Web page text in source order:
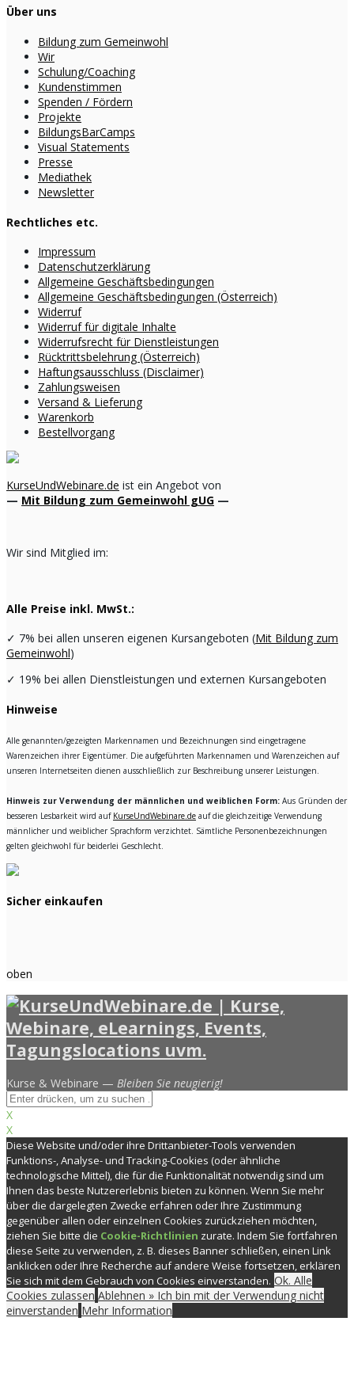
Über uns
Bildung zum Gemeinwohl
Wir
Schulung/Coaching
Kundenstimmen
Spenden / Fördern
Projekte
BildungsBarCamps
Visual Statements
Presse
Mediathek
Newsletter
Rechtliches etc.
Impressum
Datenschutzerklärung
Allgemeine Geschäftsbedingungen
Allgemeine Geschäftsbedingungen (Österreich)
Widerruf
Widerruf für digitale Inhalte
Widerrufsrecht für Dienstleistungen
Rücktrittsbelehrung (Österreich)
Haftungsausschluss (Disclaimer)
Zahlungsweisen
Versand & Lieferung
Warenkorb
Bestellvorgang
KurseUndWebinare.de ist ein Angebot von
— Mit Bildung zum Gemeinwohl gUG —
Wir sind Mitglied im:
Alle Preise inkl. MwSt.:
✓ 7% bei allen unseren eigenen Kursangeboten (Mit Bildung zum
Gemeinwohl)
✓ 19% bei allen Dienstleistungen und externen Kursangeboten
Hinweise
Alle genannten/gezeigten Markennamen und Bezeichnungen sind eingetragene
Warenzeichen ihrer Eigentümer. Die aufgeführten Markennamen und Warenzeichen auf
unseren Internetseiten dienen ausschließlich zur Beschreibung unserer Leistungen.
Hinweis zur Verwendung der männlichen und weiblichen Form: Aus Gründen der
besseren Lesbarkeit wird auf KurseUndWebinare.de auf die gleichzeitige Verwendung
männlicher und weiblicher Sprachform verzichtet. Sämtliche Personenbezeichnungen
gelten gleichwohl für beiderlei Geschlecht.
Sicher einkaufen
oben
Kurse & Webinare — Bleiben Sie neugierig!
X
X
Diese Website und/oder ihre Drittanbieter-Tools verwenden
Funktions-, Analyse- und Tracking-Cookies (oder ähnliche
technologische Mittel), die für die Funktionalität notwendig sind um
Ihnen das beste Nutzererlebnis bieten zu können. Wenn Sie mehr
über die dargelegten Zwecke erfahren oder Ihre Zustimmung
gegenüber allen oder einzelnen Cookies zurückziehen möchten,
ziehen Sie bitte die Cookie-Richtlinien zurate. Indem Sie fortfahren
diese Seite zu verwenden, z. B. dieses Banner schließen, einen Link
anklicken oder Ihre Recherche auf andere Weise fortsetzen, erklären
Sie sich mit dem Gebrauch von Cookies einverstanden. Ok. Alle
Cookies zulassen Ablehnen » Ich bin mit der Verwendung nicht
einverstanden Mehr Information